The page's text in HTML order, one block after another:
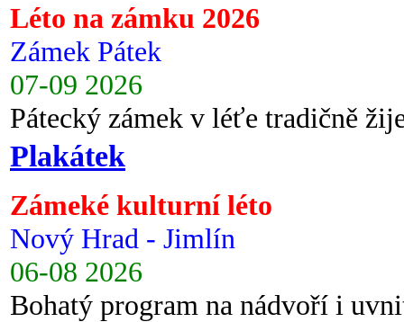
Léto na zámku 2026
Zámek Pátek
07-09 2026
Pátecký zámek v léťe tradičně
Plakátek
Zámeké kulturní léto
Nový Hrad - Jimlín
06-08 2026
Bohatý program na nádvoří i